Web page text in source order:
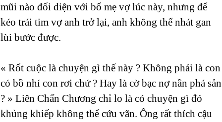
mũi nào đối diện với bố mẹ vợ lúc này, nhưng để
kéo trái tim vợ anh trở lại, anh không thể nhát gan
lùi bước được.
« Rốt cuộc là chuyện gì thế này ? Không phải là con
có bồ nhí con rơi chứ ? Hay là cờ bạc nợ nần phá sản
? » Liên Chấn Chương chỉ lo là có chuyện gì đó
khủng khiếp không thể cứu vãn. Ông rất thích cậu